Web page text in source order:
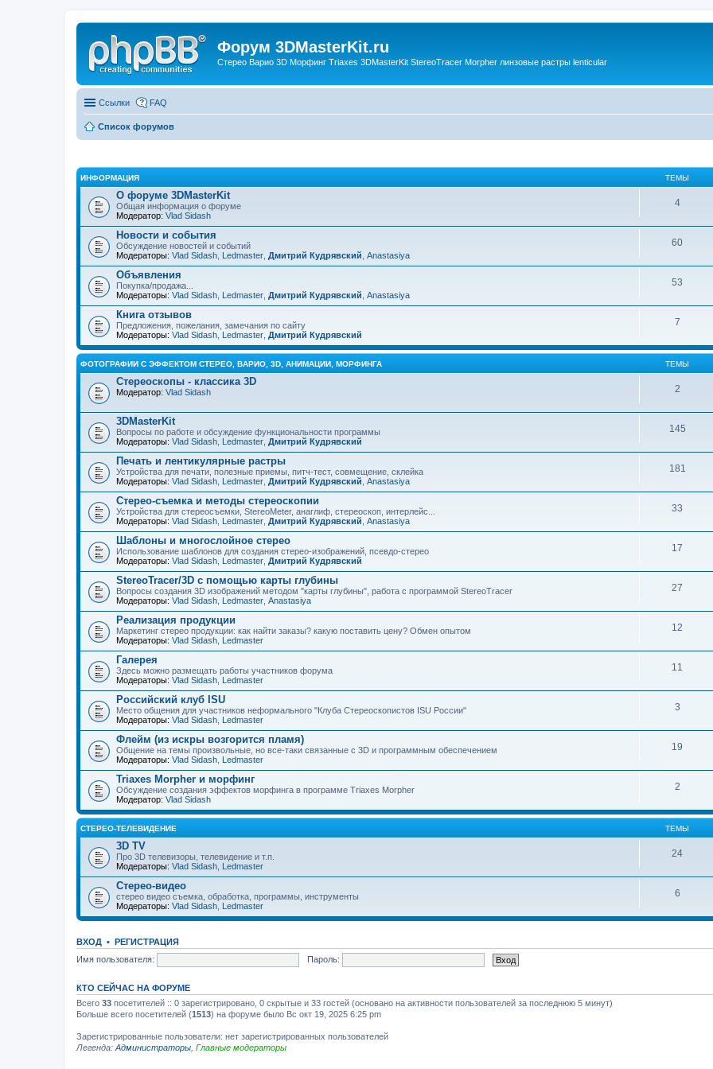
Форум 3DMasterKit.ru
Стерео Варио 3D Морфинг Triaxes 3DMasterKit StereoTracer Morpher линзовые растры lenticular
Ссылки FAQ
Список форумов
ИНФОРМАЦИЯ ТЕМЫ
О форуме 3DMasterKit
Общая информация о форуме
Модератор: Vlad Sidash
4
Новости и события
Обсуждение новостей и событий
Модераторы: Vlad Sidash Ledmaster Дмитрий Кудрявский Anastasiya
60
Объявления
Покупка/продажа...
Модераторы: Vlad Sidash Ledmaster Дмитрий Кудрявский Anastasiya
53
Книга отзывов
Предложения, пожелания, замечания по сайту
Модераторы: Vlad Sidash Ledmaster Дмитрий Кудрявский
7
ФОТОГРАФИИ С ЭФФЕКТОМ СТЕРЕО, ВАРИО, 3D, АНИМАЦИИ, МОРФИНГА ТЕМЫ
Стереоскопы - классика 3D
Модератор: Vlad Sidash 2
3DMasterKit
Вопросы по работе и обсуждение функциональности программы
Модераторы: Vlad Sidash Ledmaster Дмитрий Кудрявский
145
Печать и лентикулярные растры
Устройства для печати, полезные приемы, питч-тест, совмещение, склейка
Модераторы: Vlad Sidash Ledmaster Дмитрий Кудрявский Anastasiya
181
Стерео-съемка и методы стереоскопии
Устройства для стереосъемки, StereoMeter, анаглиф, стереоскоп, интерлейс...
Модераторы: Vlad Sidash Ledmaster Дмитрий Кудрявский Anastasiya
33
Шаблоны и многослойное стерео
Использование шаблонов для создания стерео-изображений, псевдо-стерео
Модераторы: Vlad Sidash Ledmaster Дмитрий Кудрявский
17
StereoTracer/3D с помощью карты глубины
Вопросы создания 3D изображений методом "карты глубины", работа с программой StereoTracer
Модераторы: Vlad Sidash Ledmaster Anastasiya
27
Реализация продукции
Маркетинг стерео продукции: как найти заказы? какую поставить цену? Обмен опытом
Модераторы: Vlad Sidash Ledmaster
12
Галерея
Здесь можно размещать работы участников форума
Модераторы: Vlad Sidash Ledmaster
11
Российский клуб ISU
Место общения для участников неформального "Клуба Стереоскопистов ISU России"
Модераторы: Vlad Sidash Ledmaster
3
Флейм (из искры возгорится пламя)
Общение на темы произвольные, но все-таки связанные с 3D и программным обеспечением
Модераторы: Vlad Sidash Ledmaster
19
Triaxes Morpher и морфинг
Обсуждение создания эффектов морфинга в программе Triaxes Morpher
Модератор: Vlad Sidash
2
СТЕРЕО-ТЕЛЕВИДЕНИЕ ТЕМЫ
3D TV
Про 3D телевизоры, телевидение и т.п.
Модераторы: Vlad Sidash Ledmaster
24
Стерео-видео
стерео видео съемка, обработка, программы, инструменты
Модераторы: Vlad Sidash Ledmaster
6
ВХОД • РЕГИСТРАЦИЯ
Имя пользователя:
Пароль:
КТО СЕЙЧАС НА ФОРУМЕ
Всего 33 посетителей :: 0 зарегистрировано, 0 скрытые и 33 гостей (основано на активности пользователей за последнюю 5 минут)
Больше всего посетителей (1513) на форуме было Вс окт 19, 2025 6:25 pm
Зарегистрированные пользователи: нет зарегистрированных пользователей
Легенда: Администраторы Главные модераторы